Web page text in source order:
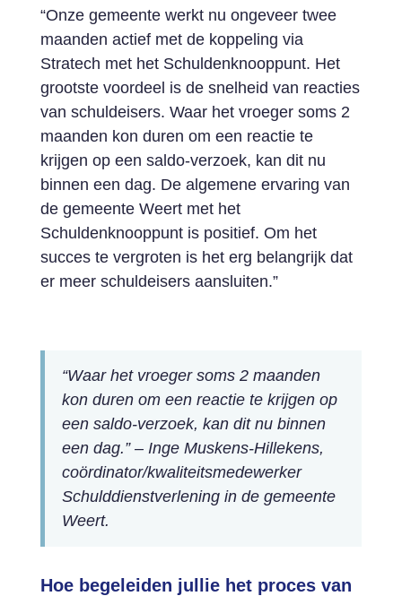
“Onze gemeente werkt nu ongeveer twee
maanden actief met de koppeling via
Stratech met het Schuldenknooppunt. Het
grootste voordeel is de snelheid van reacties
van schuldeisers. Waar het vroeger soms 2
maanden kon duren om een reactie te
krijgen op een saldo-verzoek, kan dit nu
binnen een dag. De algemene ervaring van
de gemeente Weert met het
Schuldenknooppunt is positief. Om het
succes te vergroten is het erg belangrijk dat
er meer schuldeisers aansluiten.”
“Waar het vroeger soms 2 maanden
kon duren om een reactie te krijgen op
een saldo-verzoek, kan dit nu binnen
een dag.” – Inge Muskens-Hillekens,
coördinator/kwaliteitsmedewerker
Schulddienstverlening in de gemeente
Weert.
Hoe begeleiden jullie het proces van